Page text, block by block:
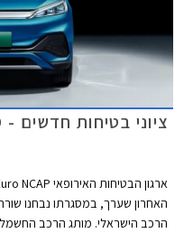
ציוני בטיחות חדשים - BYD אטו 3 מקבל 5 כוכבים
האחרון שערך, במסגרתו נבחנו